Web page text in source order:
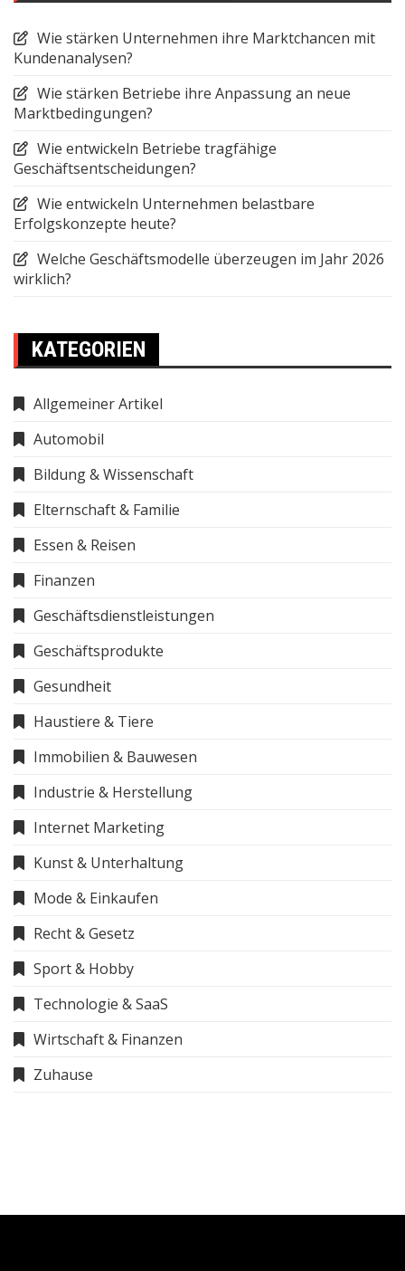
Wie stärken Unternehmen ihre Marktchancen mit
Kundenanalysen?
Wie stärken Betriebe ihre Anpassung an neue
Marktbedingungen?
Wie entwickeln Betriebe tragfähige
Geschäftsentscheidungen?
Wie entwickeln Unternehmen belastbare
Erfolgskonzepte heute?
Welche Geschäftsmodelle überzeugen im Jahr 2026
wirklich?
KATEGORIEN
Allgemeiner Artikel
Automobil
Bildung & Wissenschaft
Elternschaft & Familie
Essen & Reisen
Finanzen
Geschäftsdienstleistungen
Geschäftsprodukte
Gesundheit
Haustiere & Tiere
Immobilien & Bauwesen
Industrie & Herstellung
Internet Marketing
Kunst & Unterhaltung
Mode & Einkaufen
Recht & Gesetz
Sport & Hobby
Technologie & SaaS
Wirtschaft & Finanzen
Zuhause